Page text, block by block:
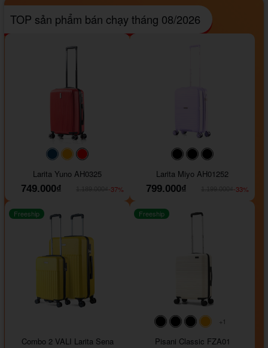
TOP sản phẩm bán chạy tháng 08/2026
#093f69#ffa500
Larita Yuno AH0325
749.000₫
-37%
#000000#000000
Larita Miyo AH01252
799.000₫
-33%
Freeship
Combo 2 VALI Larita Sena
#000000#000000
#000000
#ffa500
+1
Freeship
Pisani Classic FZA01